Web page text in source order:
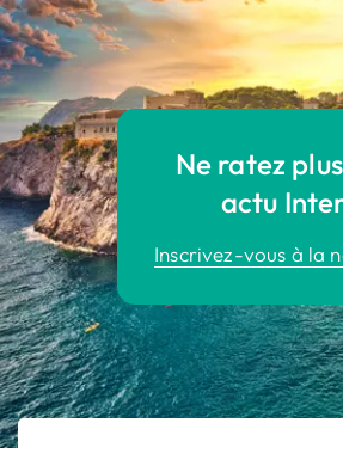
Ne ratez
actu
Inscrivez-vous à la